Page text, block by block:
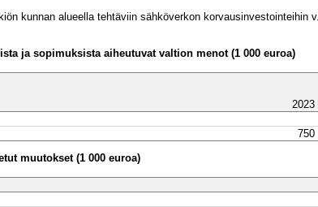
kunnan alueella tehtäviin sähköverkon
ja sopimuksista aiheutuvat valtion menot (1 000 euroa)
2023
750
muutokset (1 000 euroa)